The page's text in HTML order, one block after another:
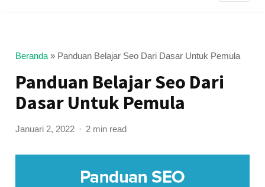
Beranda » Panduan Belajar Seo Dari Dasar Untuk Pemula
Panduan Belajar Seo Dari
Dasar Untuk Pemula
Januari 2, 2022 2 min read